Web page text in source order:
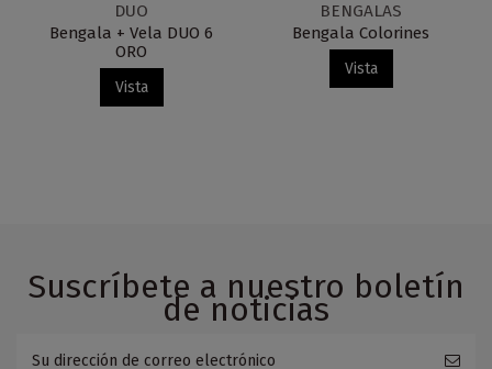
DUO
Bengala + Vela DUO 6
ORO
Vista
BENGALAS
Bengala Colorines
Vista
Suscríbete a nuestro boletín
de noticias